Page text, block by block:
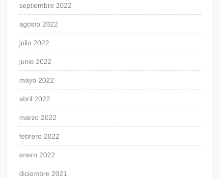
septiembre 2022
agosto 2022
julio 2022
junio 2022
mayo 2022
abril 2022
marzo 2022
febrero 2022
enero 2022
diciembre 2021